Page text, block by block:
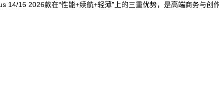
16 2026款在“性能+续航+轻薄”上的三重优势，是高端商务与创